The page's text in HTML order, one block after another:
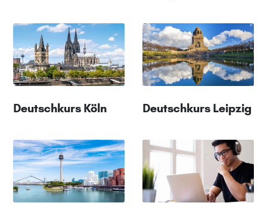
Deutschkurs Köln Deutschkurs Leipzig